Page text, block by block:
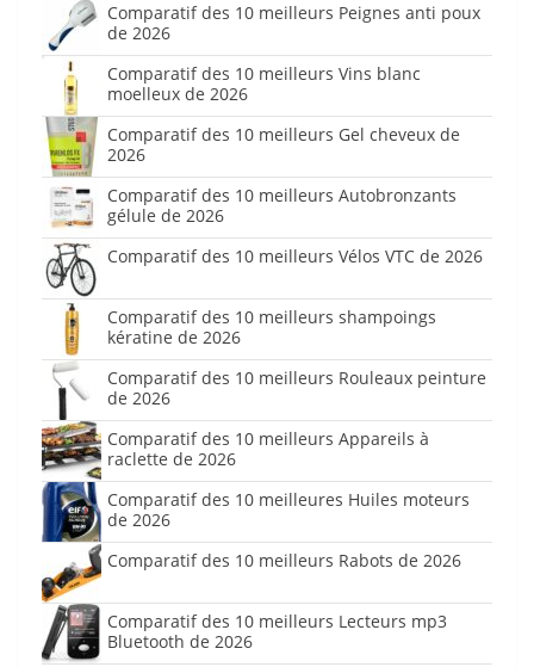
Comparatif des 10 meilleurs Peignes anti poux
de 2026
Comparatif des 10 meilleurs Vins blanc
moelleux de 2026
Comparatif des 10 meilleurs Gel cheveux de
2026
Comparatif des 10 meilleurs Autobronzants
gélule de 2026
Comparatif des 10 meilleurs Vélos VTC de 2026
Comparatif des 10 meilleurs shampoings
kératine de 2026
Comparatif des 10 meilleurs Rouleaux peinture
de 2026
Comparatif des 10 meilleurs Appareils à
raclette de 2026
Comparatif des 10 meilleures Huiles moteurs
de 2026
Comparatif des 10 meilleurs Rabots de 2026
Comparatif des 10 meilleurs Lecteurs mp3
Bluetooth de 2026